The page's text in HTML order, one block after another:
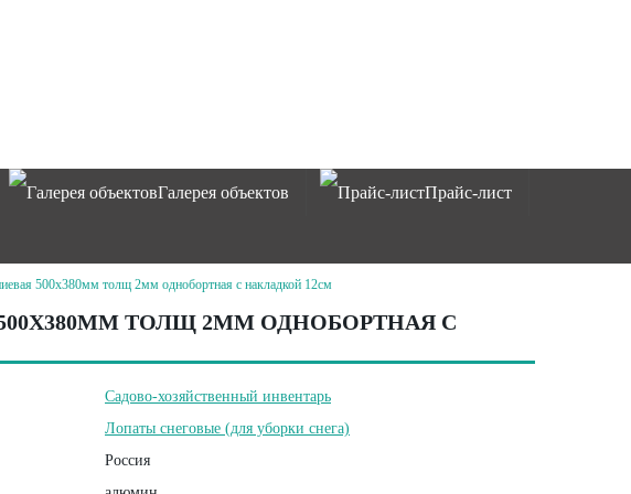
Галерея объектов Прайс-лист
500х380мм толщ 2мм однобортная с накладкой 12см
ТОЛЩ 2ММ ОДНОБОРТНАЯ С
Садово-хозяйственный инвентарь
Лопаты снеговые (для уборки снега)
Россия